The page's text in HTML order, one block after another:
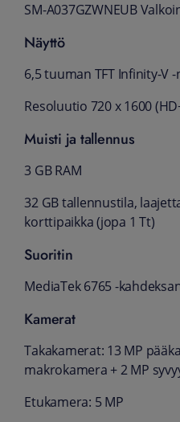
SM-A037GZWNEUB
Näyttö
6,5 tuuman TFT Infinity-V
Resoluutio 720 x 1600
Muisti ja tallennus
3 GB RAM
32 GB tallennustila,
korttipaikka (jopa 1 Tt)
Suoritin
MediaTek 6765 -
Kamerat
Takakamerat: 13 MP
makrokamera + 2 MP
Etukamera: 5 MP